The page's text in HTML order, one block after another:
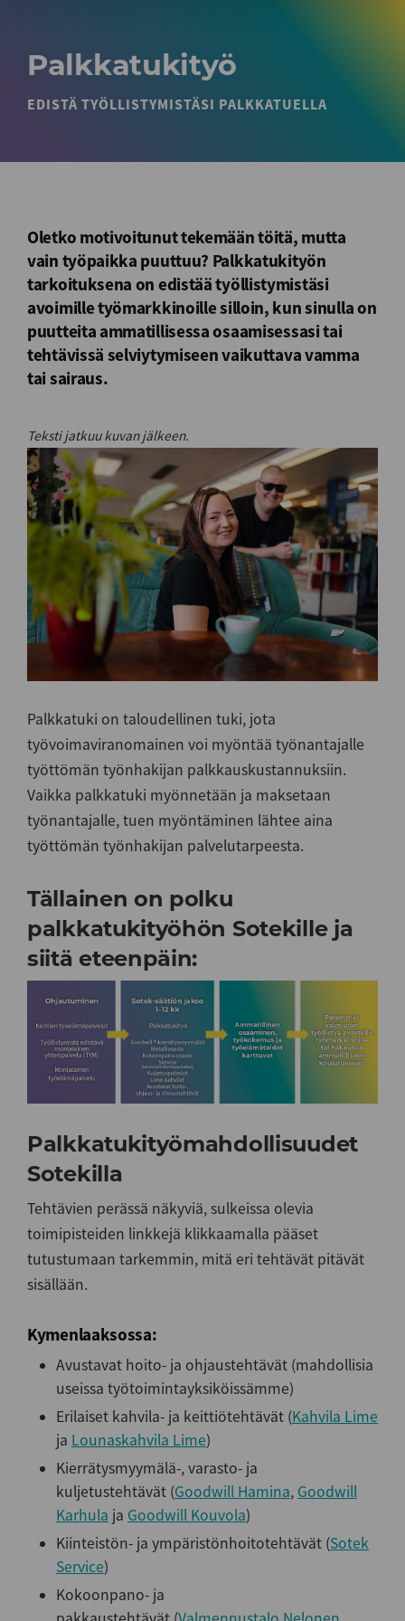
Palkkatukityö
EDISTÄ TYÖLLISTYMISTÄSI PALKKATUELLA
Oletko motivoitunut tekemään töitä, mutta
vain työpaikka puuttuu? Palkkatukityön
tarkoituksena on edistää työllistymistäsi
avoimille työmarkkinoille silloin, kun sinulla on
puutteita ammatillisessa osaamisessasi tai
tehtävissä selviytymiseen vaikuttava vamma
tai sairaus.
Teksti jatkuu kuvan jälkeen.
Palkkatuki on taloudellinen tuki, jota
työvoimaviranomainen voi myöntää työnantajalle
työttömän työnhakijan palkkauskustannuksiin.
Vaikka palkkatuki myönnetään ja maksetaan
työnantajalle, tuen myöntäminen lähtee aina
työttömän työnhakijan palvelutarpeesta.
Tällainen on polku
palkkatukityöhön Sotekille ja
siitä eteenpäin:
Palkkatukityömahdollisuudet
Sotekilla
Tehtävien perässä näkyviä, sulkeissa olevia
toimipisteiden linkkejä klikkaamalla pääset
tutustumaan tarkemmin, mitä eri tehtävät pitävät
sisällään.
Kymenlaaksossa:
Avustavat hoito- ja ohjaustehtävät (mahdollisia
useissa työtoimintayksiköissämme)
Erilaiset kahvila- ja keittiötehtävät (Kahvila Lime
ja Lounaskahvila Lime)
Kierrätysmyymälä-, varasto- ja
kuljetustehtävät (Goodwill Hamina, Goodwill
Karhula ja Goodwill Kouvola)
Kiinteistön- ja ympäristönhoitotehtävät (Sotek
Service)
Kokoonpano- ja